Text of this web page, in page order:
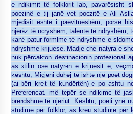
e ndikimit të folklorit lab, pavarësisht
poezinë e tij janë vet poezitë e Ali
mjedisit është i paevitueshëm, porse
njerëz të ndryshëm, talente të ndryshëm,
kanë patur formime të ndryshme e
ndryshme krijuese. Madje dhe natyra e
nuk përcakton destinacionin profesional
as stilin ose natyrën e krijuesit e,
kështu, Migjeni duhej të ishte një poet
(ai bëri krejt të kundërtën) e po ashtu
Preferencat, më tepër se ndikime të
brendshme të njeriut. Kështu, poeti ynë
studime për folklor, as kreu studime për